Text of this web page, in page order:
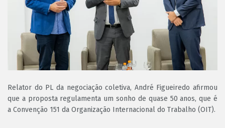
Relator do PL da negociação coletiva, André Figueiredo afirmou
que a proposta regulamenta um sonho de quase 50 anos, que é
a Convenção 151 da Organização Internacional do Trabalho (OIT).